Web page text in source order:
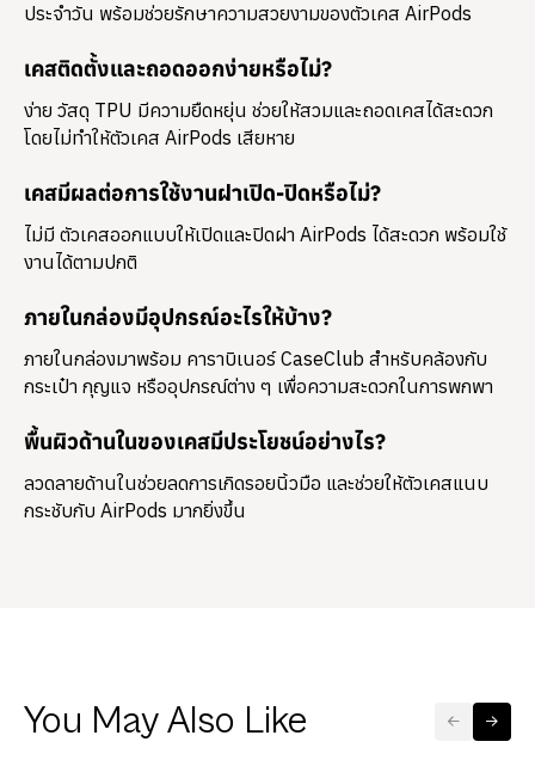
ประจำวัน พร้อมช่วยรักษาความสวยงามของตัวเคส AirPods
เคสติดตั้งและถอดออกง่ายหรือไม่?
ง่าย วัสดุ TPU มีความยืดหยุ่น ช่วยให้สวมและถอดเคสได้สะดวก
โดยไม่ทำให้ตัวเคส AirPods เสียหาย
เคสมีผลต่อการใช้งานฝาเปิด-ปิดหรือไม่?
ไม่มี ตัวเคสออกแบบให้เปิดและปิดฝา AirPods ได้สะดวก พร้อมใช้
งานได้ตามปกติ
ภายในกล่องมีอุปกรณ์อะไรให้บ้าง?
ภายในกล่องมาพร้อม คาราบิเนอร์ CaseClub สำหรับคล้องกับ
กระเป๋า กุญแจ หรืออุปกรณ์ต่าง ๆ เพื่อความสะดวกในการพกพา
พื้นผิวด้านในของเคสมีประโยชน์อย่างไร?
ลวดลายด้านในช่วยลดการเกิดรอยนิ้วมือ และช่วยให้ตัวเคสแนบ
กระชับกับ AirPods มากยิ่งขึ้น
You May Also Like